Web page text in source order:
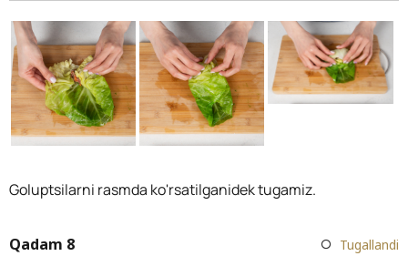
Goluptsilarni rasmda ko'rsatilganidek tugamiz.
Qadam 8 Tugallandi